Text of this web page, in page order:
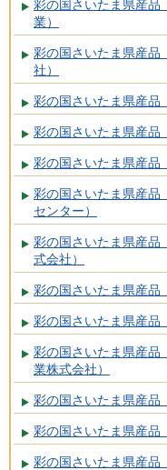
彩の国さいたま県産品
業）
彩の国さいたま県産品
社）
彩の国さいたま県産品
彩の国さいたま県産品
彩の国さいたま県産品
彩の国さいたま県産品
センター）
彩の国さいたま県産品
式会社）
彩の国さいたま県産品
彩の国さいたま県産品
彩の国さいたま県産品
業株式会社）
彩の国さいたま県産品
彩の国さいたま県産品
彩の国さいたま県産品